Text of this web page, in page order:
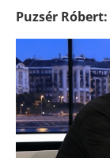
Puzsér Róbert: